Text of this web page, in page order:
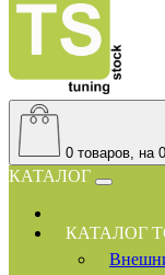
0 товаров, на
КАТАЛОГ
КАТАЛОГ